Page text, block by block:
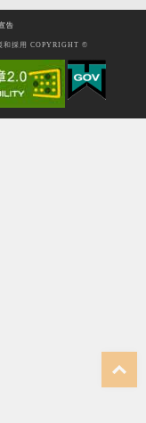
告
和採用 COPYRIGHT ©